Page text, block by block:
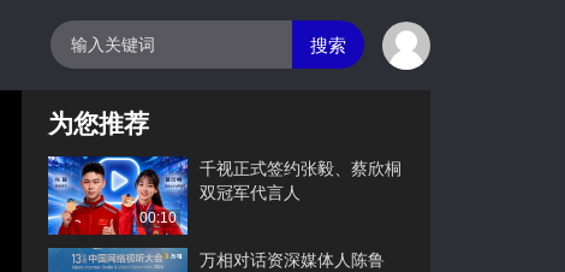
搜索
为您推荐
00:10
千视正式签约张毅、蔡欣桐
双冠军代言人
万相对话资深媒体人陈鲁